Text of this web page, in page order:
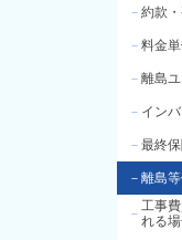
－ 約款
－ 料金
－ 離島
－ イン
－ 最終
－ 離島
－ 工事
れる